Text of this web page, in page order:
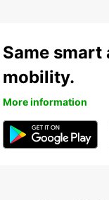
Same smart
mobility.
More information